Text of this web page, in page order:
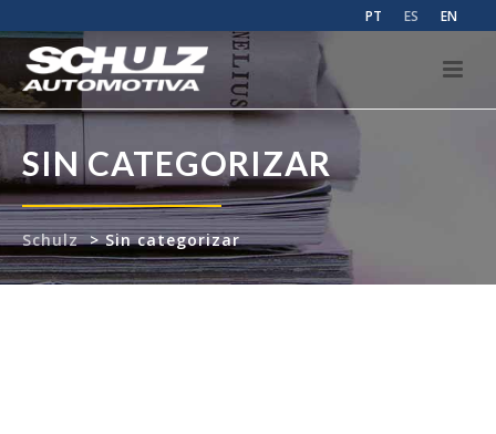
PT ES EN
SIN CATEGORIZAR
Schulz >Sin categorizar